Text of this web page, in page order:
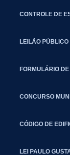
CONTROLE DE
LEILÃO
FORMULÁRIO
CONCURSO
CÓDIGO DE
LEI PAULO